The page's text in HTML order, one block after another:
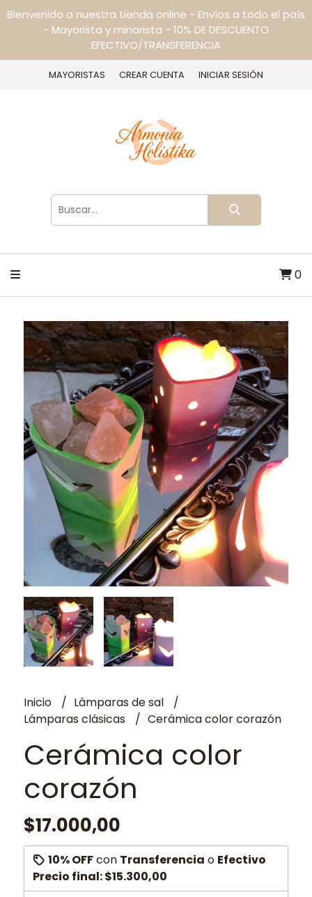
Bienvenido a nuestra tienda online - Envíos a todo el país
- Mayorista y minorista - 10% DE DESCUENTO
EFECTIVO/TRANSFERENCIA
MAYORISTAS CREAR CUENTA INICIAR SESIÓN
0
Inicio
Lámparas de sal
Lámparas clásicas
Cerámica color corazón
Cerámica color
corazón
$17.000,00
10% OFFcon Transferencia o Efectivo
Precio final:$15.300,00